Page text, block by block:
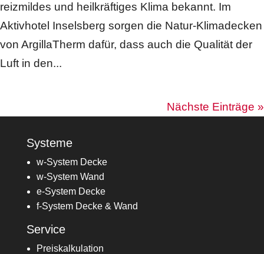
reizmildes und heilkräftiges Klima bekannt. Im
Aktivhotel Inselsberg sorgen die Natur-Klimadecken
von ArgillaTherm dafür, dass auch die Qualität der
Luft in den...
Nächste Einträge »
Systeme
w-System Decke
w-System Wand
e-System Decke
f-System Decke & Wand
Service
Preiskalkulation